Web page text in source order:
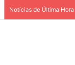
Notícias de Última Hora